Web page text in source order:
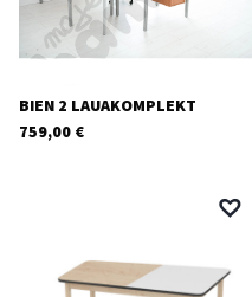
BIEN 2 LAUAKOMPLEKT
759,00 €